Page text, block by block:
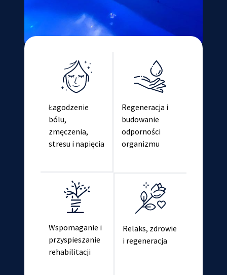
Łagodzenie
bólu,
zmęczenia,
stresu i napięcia
Regeneracja i
budowanie
odporności
organizmu
Wspomaganie i
przyspieszanie
rehabilitacji
Relaks, zdrowie
i regeneracja